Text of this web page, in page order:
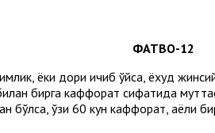
12-ФАТВО
ёки дори ичиб қўйса, ёхуд
билан бирга каффорат сифатида
бўлса, ўзи 60 кун каффорат, аёли